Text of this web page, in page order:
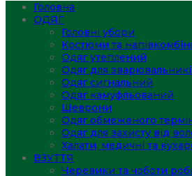
Головна
ОДЯГ
Головні убори
Костюми та
Одяг утеплений
Одяг для
Одяг сигнальний
Одяг камуфльований
Шеврони
Одяг обмеженого
Одяг для захисту від
Халати, медичні та
ВЗУТТЯ
Черевики та чоботи